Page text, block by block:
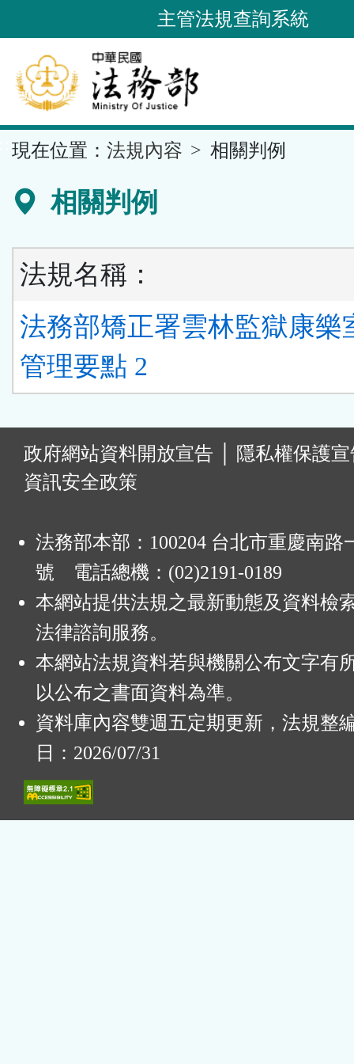
到
要
內
容
區
主管法規查詢系統
現在位置： 法規內容 相關判例
相關判例
法規名稱：
法務部矯正署雲林監獄康樂
管理要點 2
政府網站資料開放宣告
隱私權保護
資訊安全政策
法務部本部：100204 台北市重慶南路
號 電話總機：(02)2191-0189
本網站提供法規之最新動態及資料檢
法律諮詢服務。
本網站法規資料若與機關公布文字有
以公布之書面資料為準。
資料庫內容雙週五定期更新，法規整
日：2026/07/31